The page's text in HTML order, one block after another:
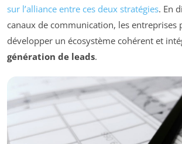
sur l’alliance entre ces deux stratégies. En
canaux de communication, les entreprises
développer un écosystème cohérent et
génération de leads.